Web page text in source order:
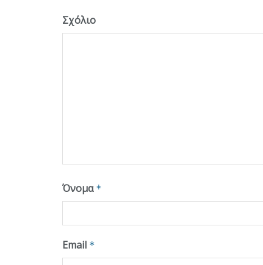
Σχόλιο
Όνομα *
Email *